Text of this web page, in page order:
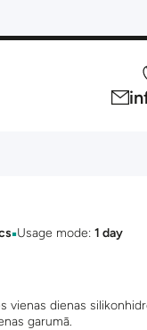
▪Usage mode:1 day
vienas dienas
garumā.